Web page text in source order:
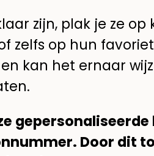
zijn, plak je ze op
zelfs op hun
kan het ernaar
Door dit